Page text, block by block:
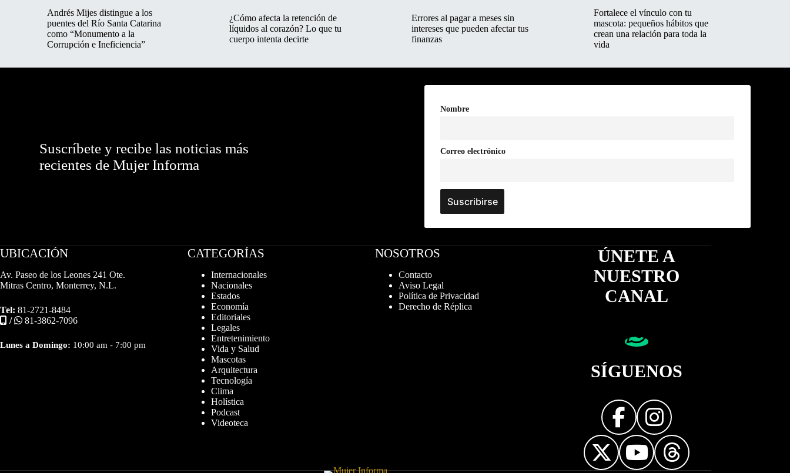
Andrés Mijes distingue a los
puentes del Río Santa Catarina
como “Monumento a la
Corrupción e Ineficiencia”
¿Cómo afecta la retención de
líquidos al corazón? Lo que tu
cuerpo intenta decirte
Errores al pagar a meses sin
intereses que pueden afectar tus
finanzas
Fortalece el vínculo con tu
mascota: pequeños hábitos que
crean una relación para toda la
vida
Suscríbete y recibe las noticias más
recientes de Mujer Informa
Nombre
Correo electrónico
UBICACIÓN
Av. Paseo de los Leones 241 Ote.
Mitras Centro, Monterrey, N.L.
Tel: 81-2721-8484
/
81-3862-7096
Lunes a Domingo: 10:00 am - 7:00 pm
CATEGORÍAS
Internacionales
Nacionales
Estados
Economía
Editoriales
Legales
Entretenimiento
Vida y Salud
Mascotas
Arquitectura
Tecnología
Clima
Holística
Podcast
Videoteca
NOSOTROS
Contacto
Aviso Legal
Política de Privacidad
Derecho de Réplica
ÚNETE A
NUESTRO
CANAL
SÍGUENOS